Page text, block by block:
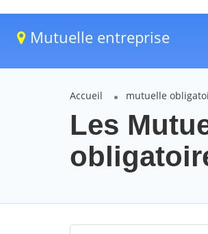
Mutuelle entreprise
Accueil mutuelle
Les